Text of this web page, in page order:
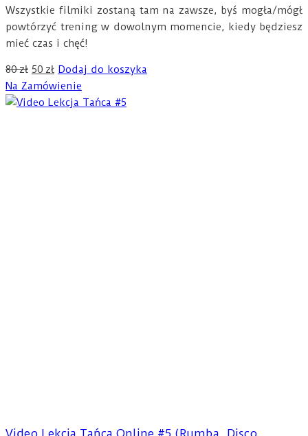
Wszystkie filmiki zostaną tam na zawsze, byś mogła/mógł
powtórzyć trening w dowolnym momencie, kiedy będziesz
mieć czas i chęć!
80zł Pierwotna
cena
wynosiła:
50 złAktualna
cena
wynosi:
Dodaj do koszyka
Na Zamówienie
Video Lekcja Tańca Online #5 (Rumba, Disco